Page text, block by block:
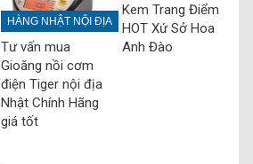
HÀNG NHẬT NỘI ĐỊA
Tư vấn mua
Gioăng nồi cơm
điện Tiger nội địa
Nhật Chính Hãng
giá tốt
Kem Trang Điểm
HOT Xứ Sở Hoa
Anh Đào